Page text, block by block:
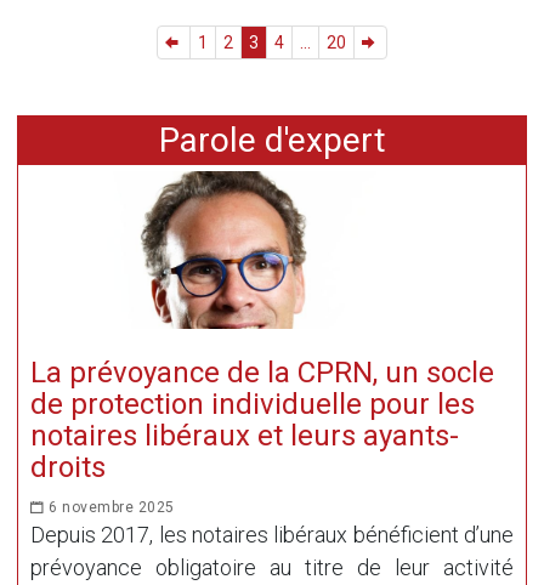
1 2 3 4 20
Parole d'expert
La prévoyance de la CPRN, un socle
de protection individuelle pour les
notaires libéraux et leurs ayants-
droits
6 novembre 2025
Depuis 2017, les notaires libéraux bénéficient d’une
prévoyance obligatoire au titre de leur activité